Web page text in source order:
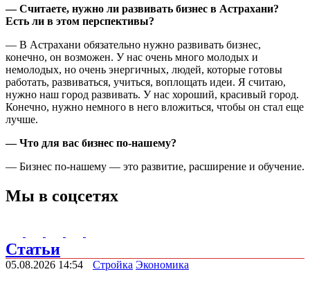
— Считаете, нужно ли развивать бизнес в Астрахани?
Есть ли в этом перспективы?
— В Астрахани обязательно нужно развивать бизнес,
конечно, он возможен. У нас очень много молодых и
немолодых, но очень энергичных, людей, которые готовы
работать, развиваться, учиться, воплощать идеи. Я считаю,
нужно наш город развивать. У нас хороший, красивый город.
Конечно, нужно немного в него вложиться, чтобы он стал еще
лучше.
— Что для вас бизнес по-нашему?
— Бизнес по-нашему — это развитие, расширение и обучение.
Мы в соцсетях
Статьи
05.08.2026 14:54 Стройка Экономика